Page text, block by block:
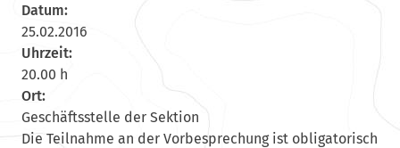
Datum:
25.02.2016
Uhrzeit:
20.00 h
Ort:
Geschäftsstelle der Sektion
Die Teilnahme an der Vorbesprechung ist obligatorisch